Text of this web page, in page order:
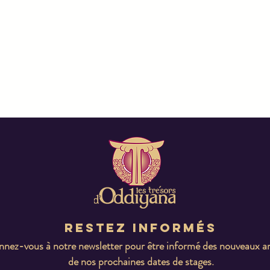
Restez informés
vous à notre newsletter pour être informé des nouveaux
de nos prochaines dates de stages.